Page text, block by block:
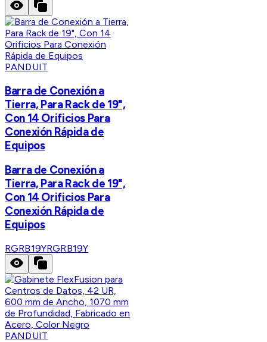
PANDUIT
Barra de Conexión a
Tierra, Para Rack de 19",
Con 14 Orificios Para
Conexión Rápida de
Equipos
Barra de Conexión a
Tierra, Para Rack de 19",
Con 14 Orificios Para
Conexión Rápida de
Equipos
RGRB19YRGRB19Y
PANDUIT